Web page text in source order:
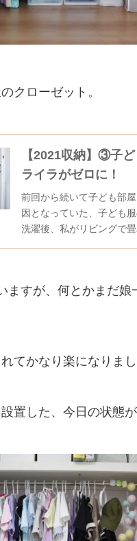
クローゼット。
【2021収納】③子
ライラがゼロに！
前回から続いて子ども部屋収納です。 今回
因となっていた、子ども服の収納。 まずは今
洗濯後、私がリビングで
ます。 それを各自
ますが、何とかまだ
てかなり楽になりまし
置した、今日の状態が